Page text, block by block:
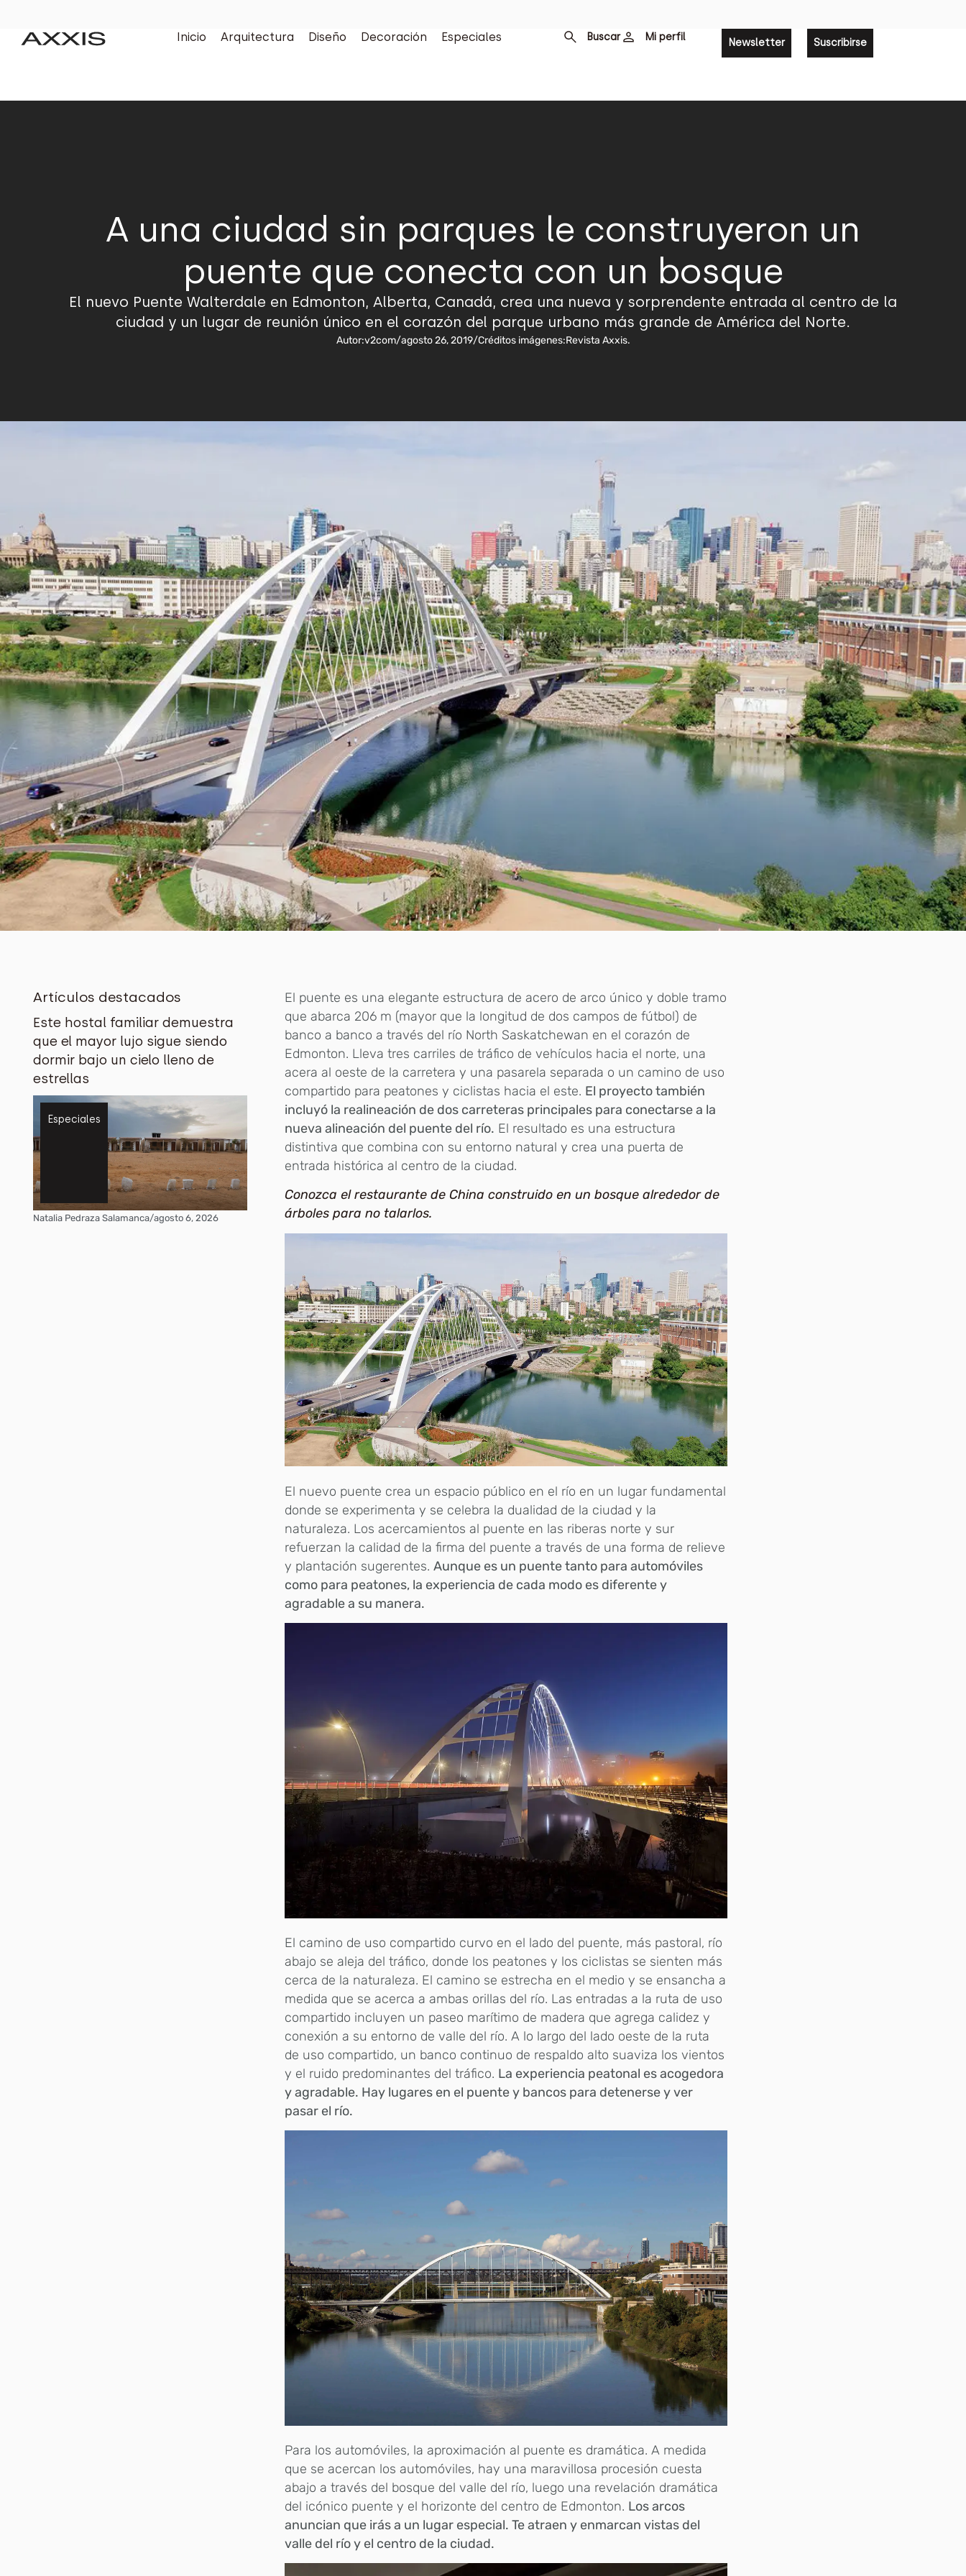
Inicio Arquitectura Diseño Decoración Especiales Buscar Mi perfil Newsletter Suscribirse
A una ciudad sin parques le construyeron un
puente que conecta con un bosque
El nuevo Puente Walterdale en Edmonton, Alberta, Canadá, crea una nueva y sorprendente entrada al centro de la
ciudad y un lugar de reunión único en el corazón del parque urbano más grande de América del Norte.
Autor:v2com/agosto 26, 2019/Créditos imágenes:Revista Axxis.
Artículos destacados
Este hostal familiar demuestra
que el mayor lujo sigue siendo
dormir bajo un cielo lleno de
estrellas
Especiales
Natalia Pedraza Salamanca/agosto 6, 2026
El puente es una elegante estructura de acero de arco único y doble tramo
que abarca 206 m (mayor que la longitud de dos campos de fútbol) de
banco a banco a través del río North Saskatchewan en el corazón de
Edmonton. Lleva tres carriles de tráfico de vehículos hacia el norte, una
acera al oeste de la carretera y una pasarela separada o un camino de uso
compartido para peatones y ciclistas hacia el este. El proyecto también
incluyó la realineación de dos carreteras principales para conectarse a la
nueva alineación del puente del río. El resultado es una estructura
distintiva que combina con su entorno natural y crea una puerta de
entrada histórica al centro de la ciudad.
Conozca el restaurante de China construido en un bosque alrededor de
árboles para no talarlos.
El nuevo puente crea un espacio público en el río en un lugar fundamental
donde se experimenta y se celebra la dualidad de la ciudad y la
naturaleza. Los acercamientos al puente en las riberas norte y sur
refuerzan la calidad de la firma del puente a través de una forma de relieve
y plantación sugerentes.Aunque es un puente tanto para automóviles
como para peatones, la experiencia de cada modo es diferente y
agradable a su manera.
El camino de uso compartido curvo en el lado del puente, más pastoral, río
abajo se aleja del tráfico, donde los peatones y los ciclistas se sienten más
cerca de la naturaleza. El camino se estrecha en el medio y se ensancha a
medida que se acerca a ambas orillas del río. Las entradas a la ruta de uso
compartido incluyen un paseo marítimo de madera que agrega calidez y
conexión a su entorno de valle del río. A lo largo del lado oeste de la ruta
de uso compartido, un banco continuo de respaldo alto suaviza los vientos
y el ruido predominantes del tráfico. La experiencia peatonal es acogedora
y agradable. Hay lugares en el puente y bancos para detenerse y ver
pasar el río.
Para los automóviles, la aproximación al puente es dramática. A medida
que se acercan los automóviles, hay una maravillosa procesión cuesta
abajo a través del bosque del valle del río, luego una revelación dramática
del icónico puente y el horizonte del centro de Edmonton. Los arcos
anuncian que irás a un lugar especial. Te atraen y enmarcan vistas del
valle del río y el centro de la ciudad.